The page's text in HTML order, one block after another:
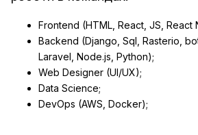
Frontend (HTML, React, JS, React
Backend (Django, SqI, Rasterio,
Laravel, Node.js, Python);
Web Designer (UI/UX);
Data Science;
DevOps (AWS, Docker);